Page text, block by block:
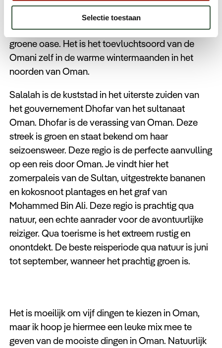
Selectie toestaan
5. Salalah – Zuid Oman
Salalah ligt in het zuiden van Oman en is een
groene oase. Het is het toevluchtsoord van de
Omani zelf in de warme wintermaanden in het
noorden van Oman.
Salalah is de kuststad in het uiterste zuiden van
het gouvernement Dhofar van het sultanaat
Oman. Dhofar is de verassing van Oman. Deze
streek is groen en staat bekend om haar
seizoensweer. Deze regio is de perfecte aanvulling
op een reis door Oman. Je vindt hier het
zomerpaleis van de Sultan, uitgestrekte bananen
en kokosnoot plantages en het graf van
Mohammed Bin Ali. Deze regio is prachtig qua
natuur, een echte aanrader voor de avontuurlijke
reiziger. Qua toerisme is het extreem rustig en
onontdekt. De beste reisperiode qua natuur is juni
tot september, wanneer het prachtig groen is.
Het is moeilijk om vijf dingen te kiezen in Oman,
maar ik hoop je hiermee een leuke mix mee te
geven van de mooiste dingen in Oman. Natuurlijk